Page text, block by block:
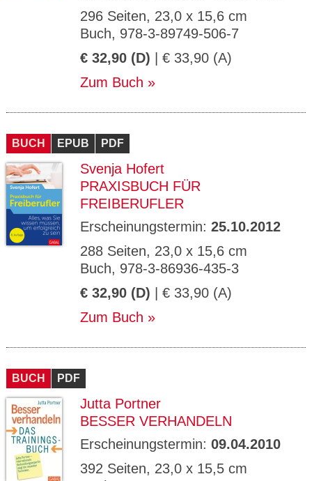
296 Seiten, 23,0 x 15,6 cm
Buch, 978-3-89749-506-7
€ 32,90 (D) | € 33,90 (A)
Zum Buch
BUCH EPUB PDF
Svenja Hofert
PRAXISBUCH FÜR
FREIBERUFLER
Erscheinungstermin: 25.10.2012
288 Seiten, 23,0 x 15,6 cm
Buch, 978-3-86936-435-3
€ 32,90 (D) | € 33,90 (A)
Zum Buch
BUCH PDF
Jutta Portner
BESSER VERHANDELN
Erscheinungstermin: 09.04.2010
392 Seiten, 23,0 x 15,5 cm